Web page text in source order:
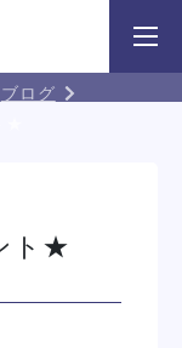
オープンキャンパス
ブログ
ト★